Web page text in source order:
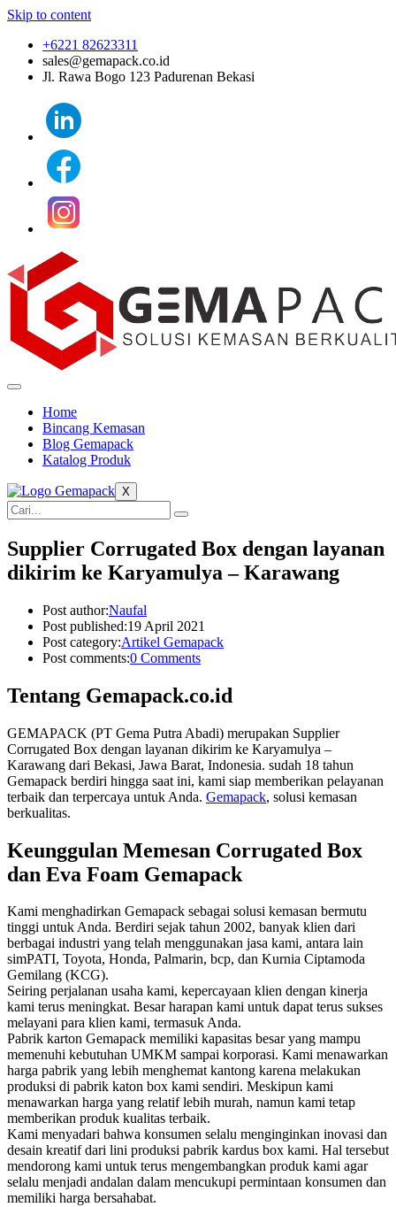
Skip to content
+6221 82623311
sales@gemapack.co.id
Jl. Rawa Bogo 123 Padurenan Bekasi
Home
Bincang Kemasan
Blog Gemapack
Katalog Produk
X
Supplier Corrugated Box dengan layanan
dikirim ke Karyamulya – Karawang
Post author:Naufal
Post published:19 April 2021
Post category:Artikel Gemapack
Post comments:0 Comments
Tentang Gemapack.co.id
GEMAPACK (PT Gema Putra Abadi) merupakan Supplier
Corrugated Box dengan layanan dikirim ke Karyamulya –
Karawang dari Bekasi, Jawa Barat, Indonesia. sudah 18 tahun
Gemapack berdiri hingga saat ini, kami siap memberikan pelayanan
terbaik dan terpercaya untuk Anda. Gemapack, solusi kemasan
berkualitas.
Keunggulan Memesan Corrugated Box
dan Eva Foam Gemapack
Kami menghadirkan Gemapack sebagai solusi kemasan bermutu
tinggi untuk Anda. Berdiri sejak tahun 2002, banyak klien dari
berbagai industri yang telah menggunakan jasa kami, antara lain
simPATI, Toyota, Honda, Palmarin, bcp, dan Kurnia Ciptamoda
Gemilang (KCG).
Seiring perjalanan usaha kami, kepercayaan klien dengan kinerja
kami terus meningkat. Besar harapan kami untuk dapat terus sukses
melayani para klien kami, termasuk Anda.
Pabrik karton Gemapack memiliki kapasitas besar yang mampu
memenuhi kebutuhan UMKM sampai korporasi. Kami menawarkan
harga pabrik yang lebih menghemat kantong karena melakukan
produksi di pabrik katon box kami sendiri. Meskipun kami
menawarkan harga yang relatif lebih murah, namun kami tetap
memberikan produk kualitas terbaik.
Kami menyadari bahwa konsumen selalu menginginkan inovasi dan
desain kreatif dari lini produksi pabrik kardus box kami. Hal tersebut
mendorong kami untuk terus mengembangkan produk kami agar
selalu menjadi andalan dalam mencukupi permintaan konsumen dan
memiliki harga bersahabat.